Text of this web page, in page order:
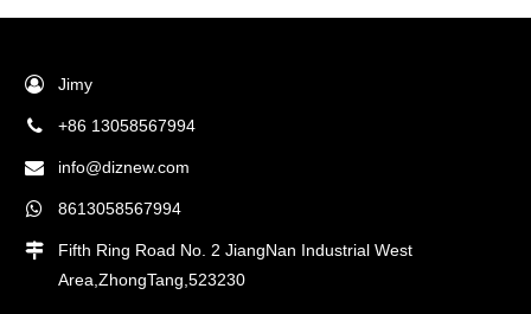
Jimy
+86 13058567994
info@diznew.com
8613058567994
Fifth Ring Road No. 2 JiangNan Industrial West
Area,ZhongTang,523230